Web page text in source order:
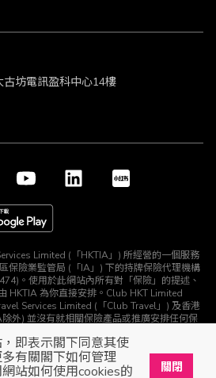
即表示閣下同意其使
有關閣下如何管理
站如何使用cookies的
關閉
坊電訊盈科中心14樓
Limited (「HKTIA」) 所經營的一個服務
保險業監管局 (「IA」) 下的持牌保險代理機構
。使用於此網站內所有對「保險」的提述、
HKTIA 為你直接安排。Club HKT Limited
Services Limited (「Club Travel」) 及香港
外) 並沒有就相關保險產品或推廣安排任何保
手機app